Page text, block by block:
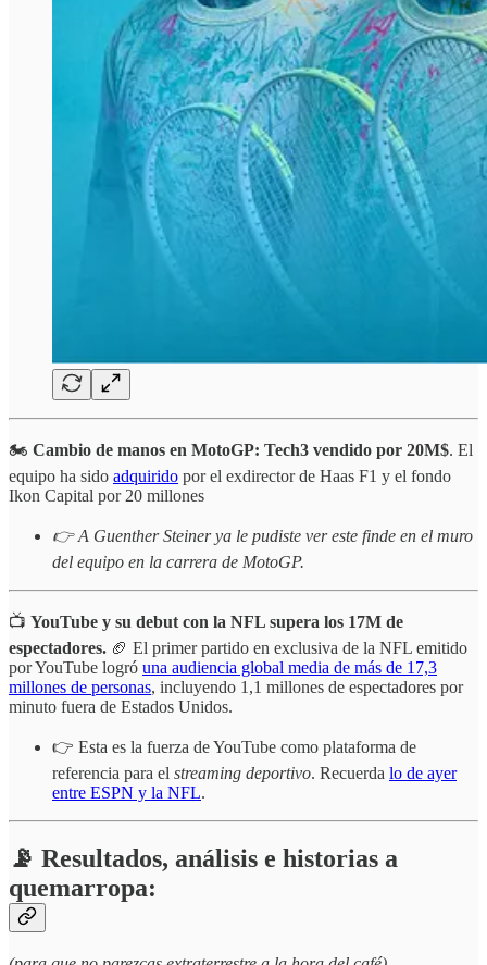
🏍️ Cambio de manos en MotoGP: Tech3 vendido por 20M$. El
equipo ha sido adquirido por el exdirector de Haas F1 y el fondo
Ikon Capital por 20 millones
👉 A Guenther Steiner ya le pudiste ver este finde en el muro
del equipo en la carrera de MotoGP.
📺 YouTube y su debut con la NFL supera los 17M de
espectadores. 🏈 El primer partido en exclusiva de la NFL emitido
por YouTube logró una audiencia global media de más de 17,3
millones de personas, incluyendo 1,1 millones de espectadores por
minuto fuera de Estados Unidos.
👉 Esta es la fuerza de YouTube como plataforma de
referencia para el streaming deportivo. Recuerda lo de ayer
entre ESPN y la NFL.
📡 Resultados, análisis e historias a
quemarropa: